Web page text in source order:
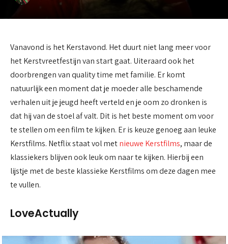
Vanavond is het Kerstavond. Het duurt niet lang meer voor
het Kerstvreetfestijn van start gaat. Uiteraard ook het
doorbrengen van quality time met familie. Er komt
natuurlijk een moment dat je moeder alle beschamende
verhalen uit je jeugd heeft verteld en je oom zo dronken is
dat hij van de stoel af valt. Dit is het beste moment om voor
te stellen om een film te kijken. Er is keuze genoeg aan leuke
Kerstfilms. Netflix staat vol metnieuwe Kerstfilms, maar de
klassiekers blijven ook leuk om naar te kijken. Hierbij een
lijstje met de beste klassieke Kerstfilms om deze dagen mee
te vullen.
LoveActually